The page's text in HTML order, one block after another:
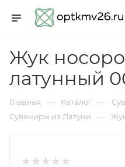
Жук
латунный
Главная — Каталог —
Сувениры из Латуни —